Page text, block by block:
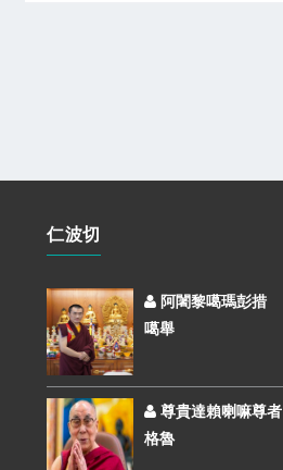
仁波切
阿闍黎噶瑪彭措
噶舉
尊貴達賴喇嘛尊者
格魯